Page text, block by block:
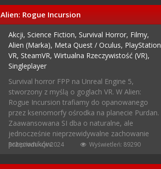
Alien: Rogue Incursion
Akcji,Science Fiction,Survival Horror, Filmy,
Alien (marka), Meta Quest / Oculus, PlayStation
VR,SteamVR,Wirtualna Rzeczywistość (VR),
Singleplayer
Survival horror FPP na Unreal Engine 5,
stworzony z myślą o goglach VR. W Alien:
Rogue Incursion trafiamy do opanowanego
przez ksenomorfy ośrodka na planecie Purdan.
Zaawansowana SI dba o naturalne, ale
jednocześnie nieprzewidywalne zachowanie
przeciwników.
Rok produkcji: 2024 Wyświetleń: 89290